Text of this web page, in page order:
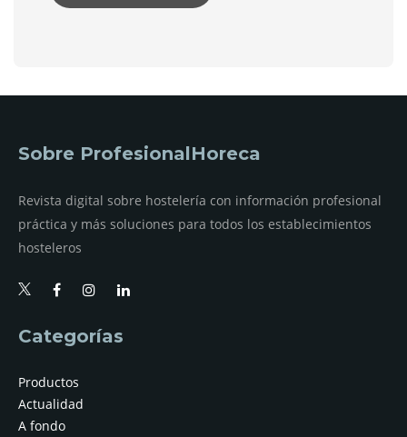
Sobre ProfesionalHoreca
Revista digital sobre hostelería con información profesional
práctica y más soluciones para todos los establecimientos
hosteleros
Categorías
Productos
Actualidad
A fondo